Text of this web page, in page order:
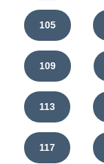
105
109
113
117